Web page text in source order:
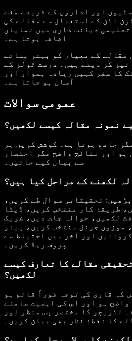
اور اداروں کے ذریعے مفت
اٹن کے استعمال سے مقالے کی
دیانت داری میں نمایاں
اضافہ ہوتا ہے۔
مقالے کے معیار کو بہتر بناتے
تیز کر دیتے ہیں۔ درست ٹولز کے
کا سفر کہیں زیادہ ہموار اور
آسان ہو جاتا ہے۔
عمومی سوالات
نمونہ مقالہ کیسے لکھیں؟
جامع ہوتا ہے۔ کوشش کریں ہر
ہو اور نتائج واضح مگر اختصار
سے بیان کیے جائیں۔
لکھنے کے مراحل کیا ہیں؟
تحقیقاتی سوال طے کریں،
طریقۂ کار منتخب کریں، ڈیٹا
لکھیں، حوالہ جات دیں، شریک
موزوں جرنل منتخب کریں، پیئر
اور آخر میں احتیاط سے
پروف ریڈ کریں۔
مقالے کا تعارف کیسے
لکھیں؟
کہ قاری کی توجہ فوراً قائم ہو
ہو اور اس کی اہمیت سامنے
لٹریچر کا مختصر پس منظر اور
کا نقطۂ نظر بھی بیان کریں۔